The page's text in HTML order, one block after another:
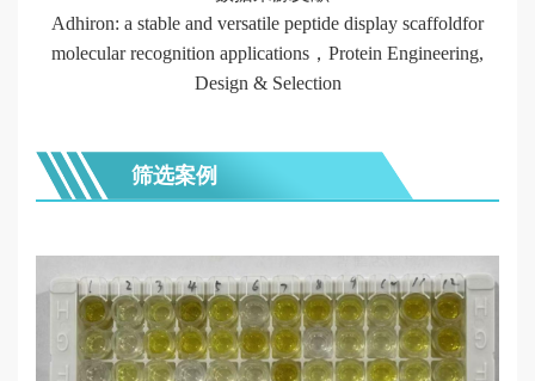
Adhiron: a stable and versatile peptide display scaffoldfor
molecular recognition applications，Protein Engineering,
Design & Selection
筛选案例